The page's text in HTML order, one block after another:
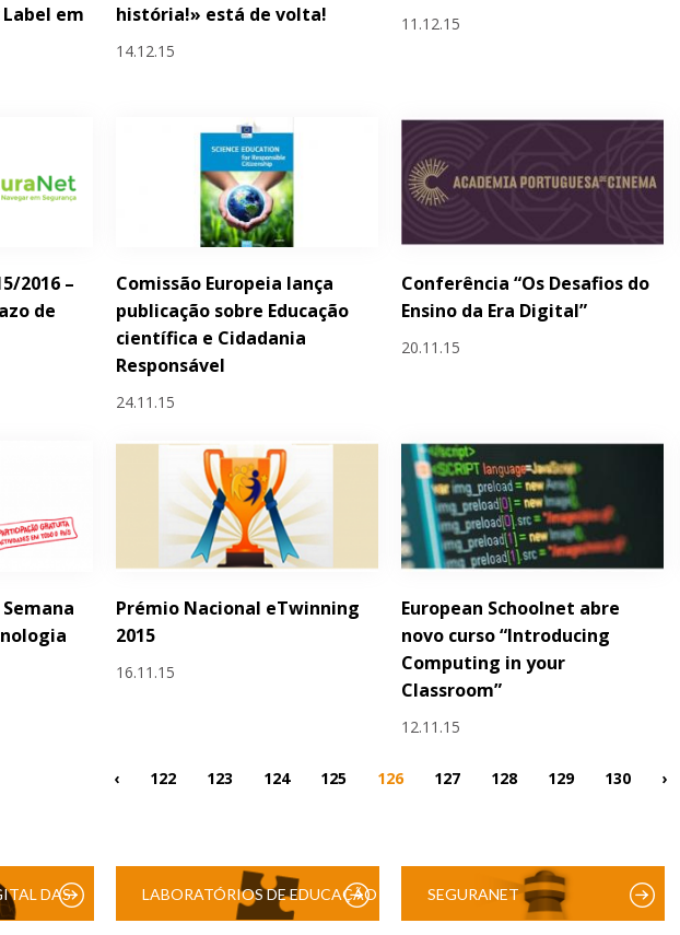
em
história!» está de volta!
14.12.15
11.12.15
2016 –
de
Comissão Europeia lança
publicação sobre Educação
científica e Cidadania
Responsável
24.11.15
Conferência “Os Desafios do
Ensino da Era Digital”
20.11.15
Prémio Nacional eTwinning
2015
16.11.15
European Schoolnet abre
novo curso “Introducing
Computing in your
Classroom”
12.11.15
‹ 122 123 124 125 126 127 128 129 130 ›
DAS LABORATÓRIOS DE EDUCAÇÃO SEGURANET